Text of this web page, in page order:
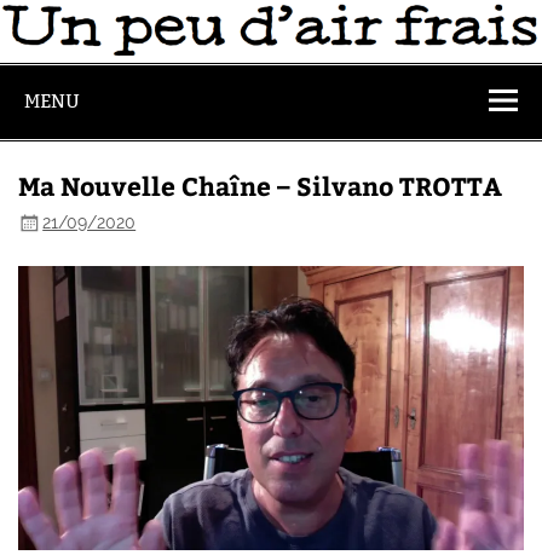
MENU
Ma Nouvelle Chaîne – Silvano TROTTA
21/09/2020